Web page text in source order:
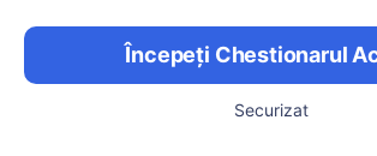
Începeți Chestionarul
Securizat